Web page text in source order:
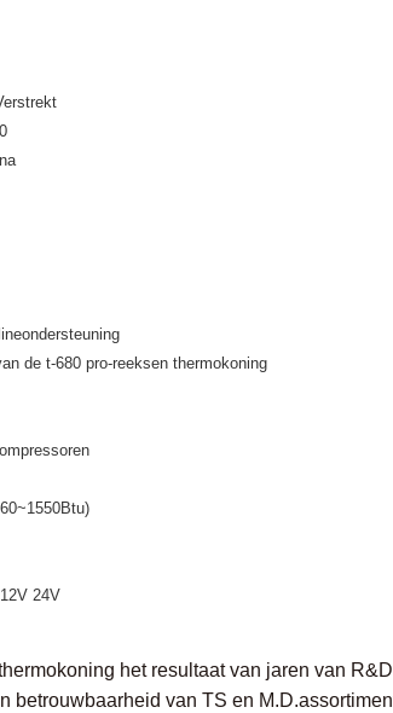
de t-680 pro-reeksen thermokoning
24V
het resultaat van jaren van
betrouwbaarheid van TS en